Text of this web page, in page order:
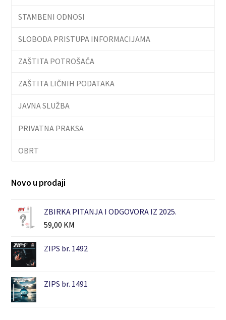
STAMBENI ODNOSI
SLOBODA PRISTUPA INFORMACIJAMA
ZAŠTITA POTROŠAČA
ZAŠTITA LIČNIH PODATAKA
JAVNA SLUŽBA
PRIVATNA PRAKSA
OBRT
Novo u prodaji
ZBIRKA PITANJA I ODGOVORA IZ 2025.
59,00 KM
ZIPS br. 1492
ZIPS br. 1491